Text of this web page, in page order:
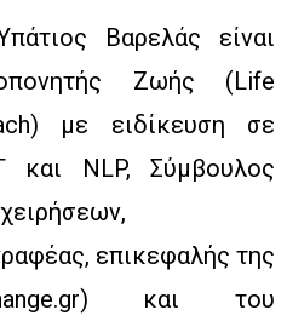
Βαρελάς είναι
Ζωής (Life
με ειδίκευση σε
και NLP, Σύμβουλος
επικεφαλής της
και του